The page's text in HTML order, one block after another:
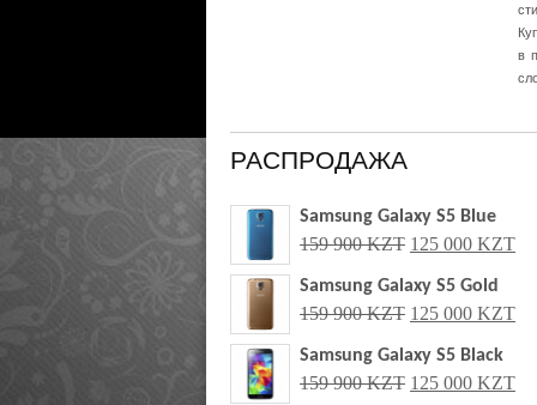
РАСПРОДАЖА
Samsung Galaxy S5 Blue
159 900 KZT 125 000 KZT
Samsung Galaxy S5 Gold
159 900 KZT 125 000 KZT
Samsung Galaxy S5 Black
159 900 KZT 125 000 KZT